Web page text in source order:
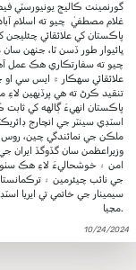
گورنمينٽ ڪاليج يونيورسٽي
غلام مصطفيٰ چيو ته اسلام
پاڪستان کي علائقائي
ڀائيوار طور ڏسن ٿا، جنهن
چيو ته سفارتڪاري هڪ عمل
علائقائي سهڪار ۾ ايس سي
تنقيد ڪرڻ ته هي پرڏيهين
پاڪستان انهيءَ ڳالهه کي
اسٽڊي سينٽر جي انچارج
ملڪن جي نمائندگي چين،
وزيراعظمن سان گڏوگڏ ايران
امن ۽ خوشحاليءَ لاءِ هڪ سٺو
جي نائب چيئرمين ۽
سيمينار جي خاتمي تي ايريا
مڃيا.
10/24/2024